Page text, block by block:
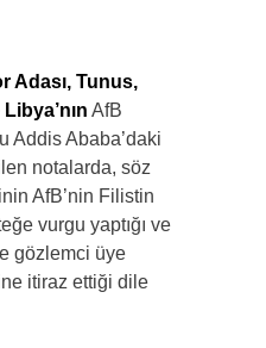
Adası, Tunus,
AfB
Addis Ababa’daki
notalarda, söz
AfB’nin Filistin
vurgu yaptığı ve
gözlemci üye
itiraz ettiği dile